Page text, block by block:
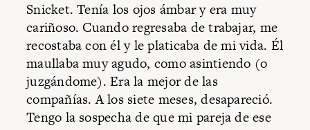
Snicket. Tenía los ojos ámbar y era muy
cariñoso. Cuando regresaba de trabajar, me
recostaba con él y le platicaba de mi vida. Él
maullaba muy agudo, como asintiendo (o
juzgándome). Era la mejor de las
compañías. A los siete meses, desapareció.
Tengo la sospecha de que mi pareja de ese